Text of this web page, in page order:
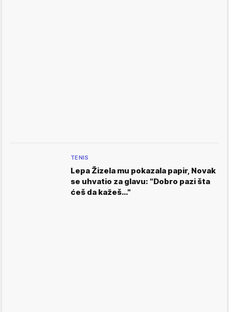
TENIS
Lepa Žizela mu pokazala papir, Novak
se uhvatio za glavu: "Dobro pazi šta
ćeš da kažeš…"